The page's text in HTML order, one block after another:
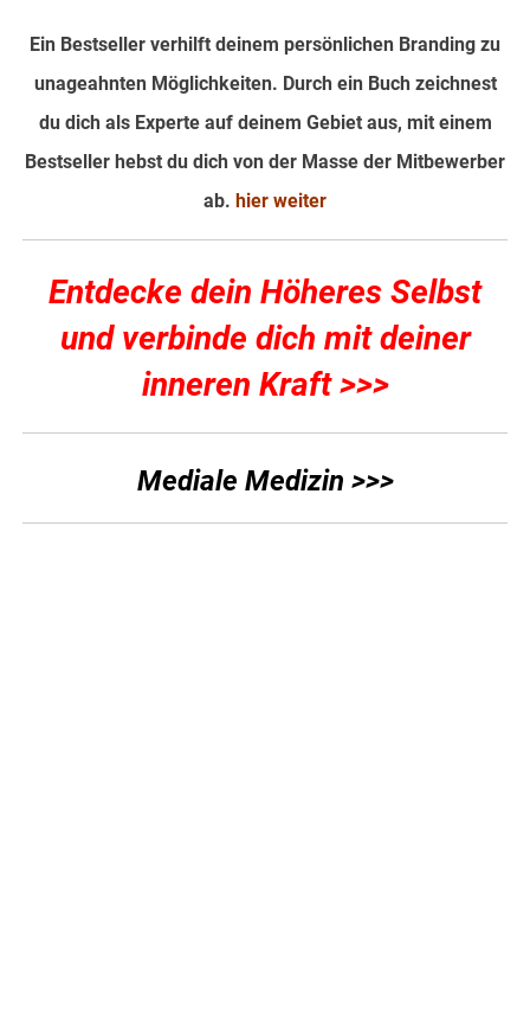
Ein Bestseller verhilft deinem persönlichen Branding zu
unageahnten Möglichkeiten. Durch ein Buch zeichnest
du dich als Experte auf deinem Gebiet aus, mit einem
Bestseller hebst du dich von der Masse der Mitbewerber
ab. hier weiter
Entdecke dein Höheres Selbst
und verbinde dich mit deiner
inneren Kraft >>>
Mediale Medizin >>>